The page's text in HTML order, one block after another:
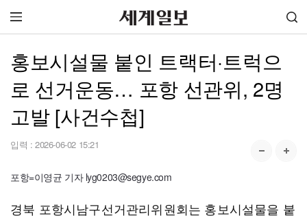
홍보시설물 붙인 트랙터·트럭으
로 선거운동… 포항 선관위, 2명
고발 [사건수첩]
입력 : 2026-06-02 15:21
포항=이영균 기자 lyg0203@segye.com
경북 포항시남구선거관리위원회는 홍보시설물을 붙